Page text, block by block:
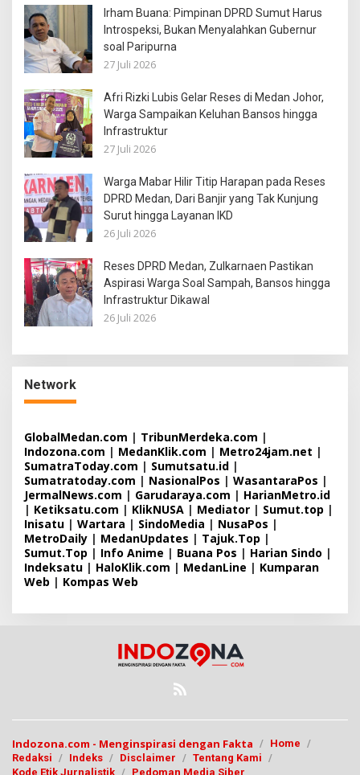
Irham Buana: Pimpinan DPRD Sumut Harus
Introspeksi, Bukan Menyalahkan Gubernur
soal Paripurna
27 Juli 2026
Afri Rizki Lubis Gelar Reses di Medan Johor,
Warga Sampaikan Keluhan Bansos hingga
Infrastruktur
27 Juli 2026
Warga Mabar Hilir Titip Harapan pada Reses
DPRD Medan, Dari Banjir yang Tak Kunjung
Surut hingga Layanan IKD
26 Juli 2026
Reses DPRD Medan, Zulkarnaen Pastikan
Aspirasi Warga Soal Sampah, Bansos hingga
Infrastruktur Dikawal
26 Juli 2026
Network
GlobalMedan.com | TribunMerdeka.com |
Indozona.com | MedanKlik.com | Metro24jam.net |
SumatraToday.com | Sumutsatu.id |
Sumatratoday.com | NasionalPos | WasantaraPos |
JermalNews.com | Garudaraya.com | HarianMetro.id
| Ketiksatu.com | KlikNUSA | Mediator | Sumut.top |
Inisatu | Wartara | SindoMedia | NusaPos |
MetroDaily | MedanUpdates | Tajuk.Top |
Sumut.Top | Info Anime | Buana Pos | Harian Sindo |
Indeksatu | HaloKlik.com | MedanLine | Kumparan
Web | Kompas Web
Indozona.com - Menginspirasi dengan Fakta
Home
Redaksi
Indeks Disclaimer
Tentang Kami
Kode Etik Jurnalistik
Pedoman Media Siber